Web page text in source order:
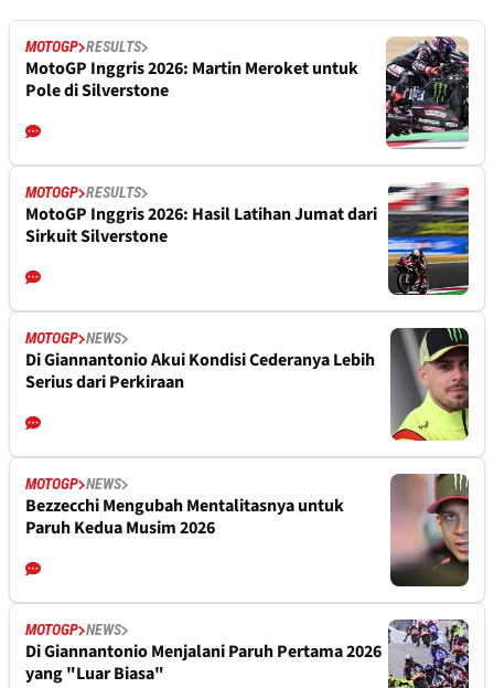
MOTOGP RESULTS
MotoGP Inggris 2026: Martin Meroket untuk
Pole di Silverstone
MOTOGP RESULTS
MotoGP Inggris 2026: Hasil Latihan Jumat dari
Sirkuit Silverstone
MOTOGP NEWS
Di Giannantonio Akui Kondisi Cederanya Lebih
Serius dari Perkiraan
MOTOGP NEWS
Bezzecchi Mengubah Mentalitasnya untuk
Paruh Kedua Musim 2026
MOTOGP NEWS
Di Giannantonio Menjalani Paruh Pertama 2026
yang "Luar Biasa"